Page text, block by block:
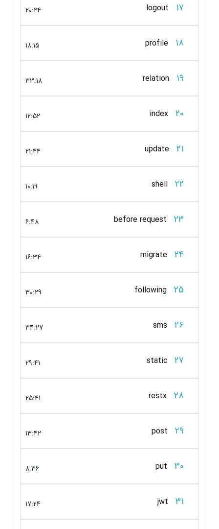
17
logout
20:24
18
profile
18:15
19
relation
33:18
20
index
12:52
21
update
21:44
22
shell
10:19
23
before request
6:48
24
migrate
16:34
25
following
30:29
26
sms
34:27
27
static
29:41
28
restx
25:41
29
post
13:42
30
put
8:36
31
jwt
17:24